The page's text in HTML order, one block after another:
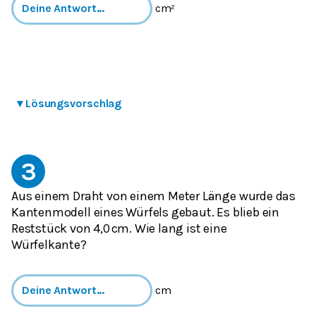
cm²
▾ Lösungsvorschlag
3
Aus einem Draht von einem Meter Länge wurde das
Kantenmodell eines Würfels gebaut. Es blieb ein
Reststück von 4,0 cm. Wie lang ist eine
Würfelkante?
cm